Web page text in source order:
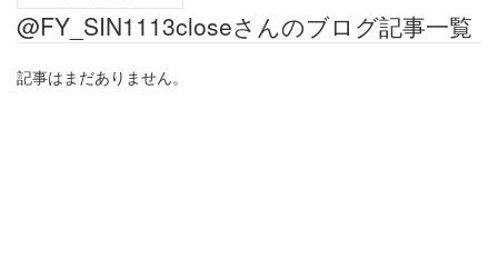
@FY_SIN1113closeさんのブログ記事一覧
記事はまだありません。